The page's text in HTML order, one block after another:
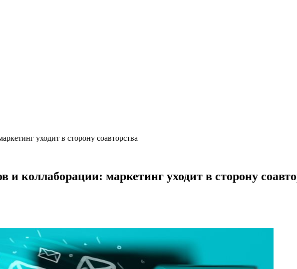
уходит в сторону соавторства
коллаборации: маркетинг уходит в сторону